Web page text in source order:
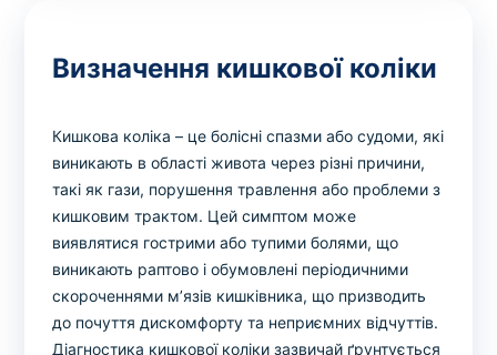
Визначення кишкової коліки
Кишкова коліка – це болісні спазми або судоми, які
виникають в області живота через різні причини,
такі як гази, порушення травлення або проблеми з
кишковим трактом. Цей симптом може
виявлятися гострими або тупими болями, що
виникають раптово і обумовлені періодичними
скороченнями м’язів кишківника, що призводить
до почуття дискомфорту та неприємних відчуттів.
Діагностика кишкової коліки зазвичай ґрунтується
Оформити замовлення
Якщо ви не знаєте, які аналізи вам необхідні,
запишіться до лікаря
на консультацію .
* Адміністрація клініки вживає всіх заходів для
своєчасного оновлення розміщеного на сайті прайс-
листа. Проте, щоб уникнути можливих непорозумінь,